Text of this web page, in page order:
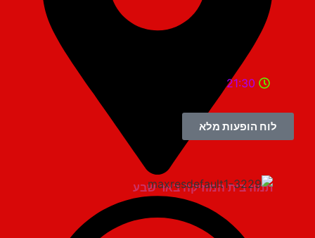
תמוז בית המוזיקה באר שבע
21:30
לוח הופעות מלא